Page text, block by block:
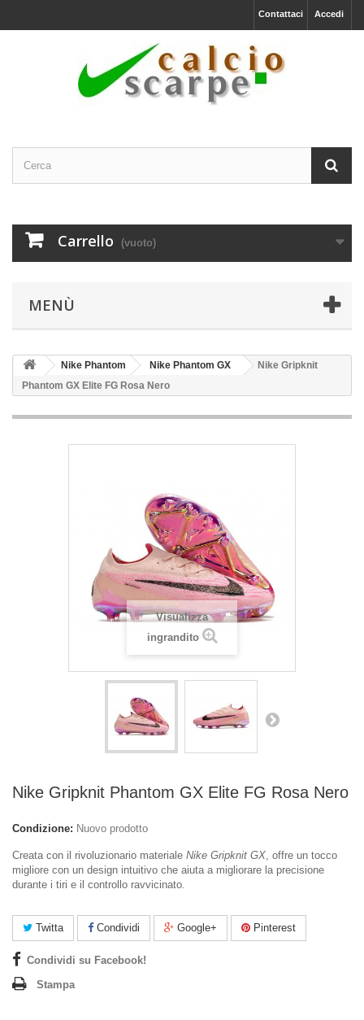
Accedi
Contattaci
Carrello (vuoto)
MENÙ
Nike Phantom Nike Phantom GX
Nike Gripknit
Phantom GX Elite FG Rosa Nero
Visualizza
ingrandito
Nike Gripknit Phantom GX Elite FG Rosa Nero
Condizione: Nuovo prodotto
Creata con il rivoluzionario materiale Nike Gripknit GX, offre un tocco
migliore con un design intuitivo che aiuta a migliorare la precisione
durante i tiri e il controllo ravvicinato.
Twitta Condividi Google+ Pinterest
Condividi su Facebook!
Stampa